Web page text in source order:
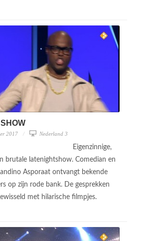
2017 Nederland 3
Eigenzinnige,
brutale latenightshow. Comedian en
Asporaat ontvangt bekende
op zijn rode bank. De gesprekken
met hilarische filmpjes.